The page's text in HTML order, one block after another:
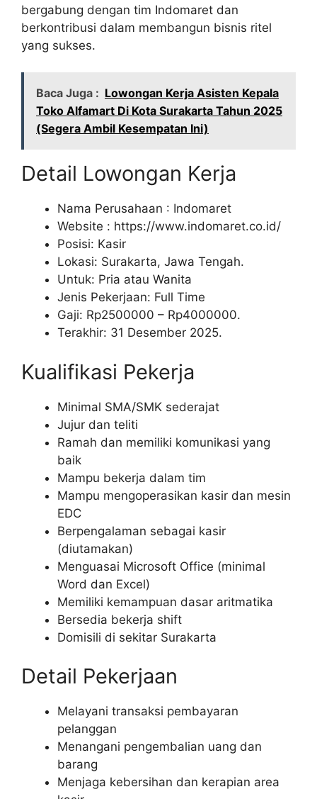
bergabung dengan tim Indomaret dan
berkontribusi dalam membangun bisnis ritel
yang sukses.
Baca Juga : Lowongan Kerja Asisten Kepala
Toko Alfamart Di Kota Surakarta Tahun 2025
(Segera Ambil Kesempatan Ini)
Detail Lowongan Kerja
Nama Perusahaan : Indomaret
Website : https://www.indomaret.co.id/
Posisi: Kasir
Lokasi: Surakarta, Jawa Tengah.
Untuk: Pria atau Wanita
Jenis Pekerjaan: Full Time
Gaji: Rp2500000 – Rp4000000.
Terakhir: 31 Desember 2025.
Kualifikasi Pekerja
Minimal SMA/SMK sederajat
Jujur dan teliti
Ramah dan memiliki komunikasi yang
baik
Mampu bekerja dalam tim
Mampu mengoperasikan kasir dan mesin
EDC
Berpengalaman sebagai kasir
(diutamakan)
Menguasai Microsoft Office (minimal
Word dan Excel)
Memiliki kemampuan dasar aritmatika
Bersedia bekerja shift
Domisili di sekitar Surakarta
Detail Pekerjaan
Melayani transaksi pembayaran
pelanggan
Menangani pengembalian uang dan
barang
Menjaga kebersihan dan kerapian area